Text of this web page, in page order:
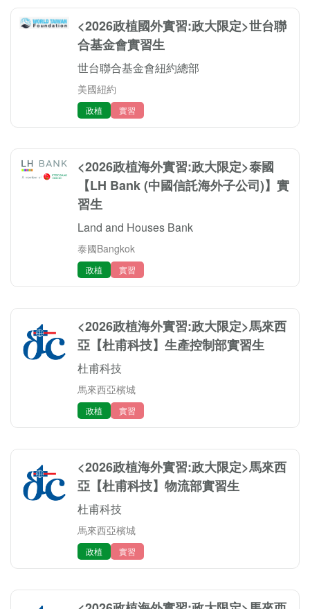
<2026政植國外實習:政大限定>世台聯
合基金會實習生
世台聯合基金會紐約總部
美國紐約
政植 實習
<2026政植海外實習:政大限定>泰國
【LH Bank (中國信託海外子公司)】實
習生
Land and Houses Bank
泰國Bangkok
政植 實習
<2026政植海外實習:政大限定>馬來西
亞【杜甫科技】生產控制部實習生
杜甫科技
馬來西亞檳城
政植 實習
<2026政植海外實習:政大限定>馬來西
亞【杜甫科技】物流部實習生
杜甫科技
馬來西亞檳城
政植 實習